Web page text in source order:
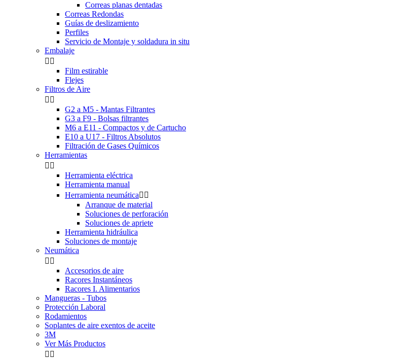
Correas planas dentadas
Correas Redondas
Guías de deslizamiento
Perfiles
Servicio de Montaje y soldadura in situ
Embalaje
 
Film estirable
Flejes
Filtros de Aire
 
G2 a M5 - Mantas Filtrantes
G3 a F9 - Bolsas filtrantes
M6 a E11 - Compactos y de Cartucho
E10 a U17 - Filtros Absolutos
Filtración de Gases Químicos
Herramientas
 
Herramienta eléctrica
Herramienta manual
Herramienta neumática 
Arranque de material
Soluciones de perforación
Soluciones de apriete
Herramienta hidráulica
Soluciones de montaje
Neumática
 
Accesorios de aire
Racores Instantáneos
Racores I. Alimentarios
Mangueras - Tubos
Protección Laboral
Rodamientos
Soplantes de aire exentos de aceite
3M
Ver Más Productos
 